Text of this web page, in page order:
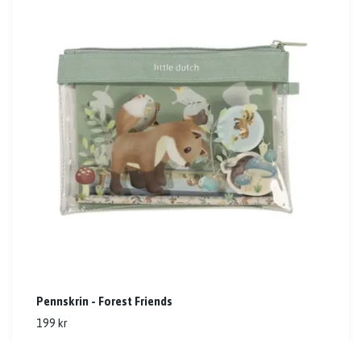
Pennskrin - Forest Friends
199 kr